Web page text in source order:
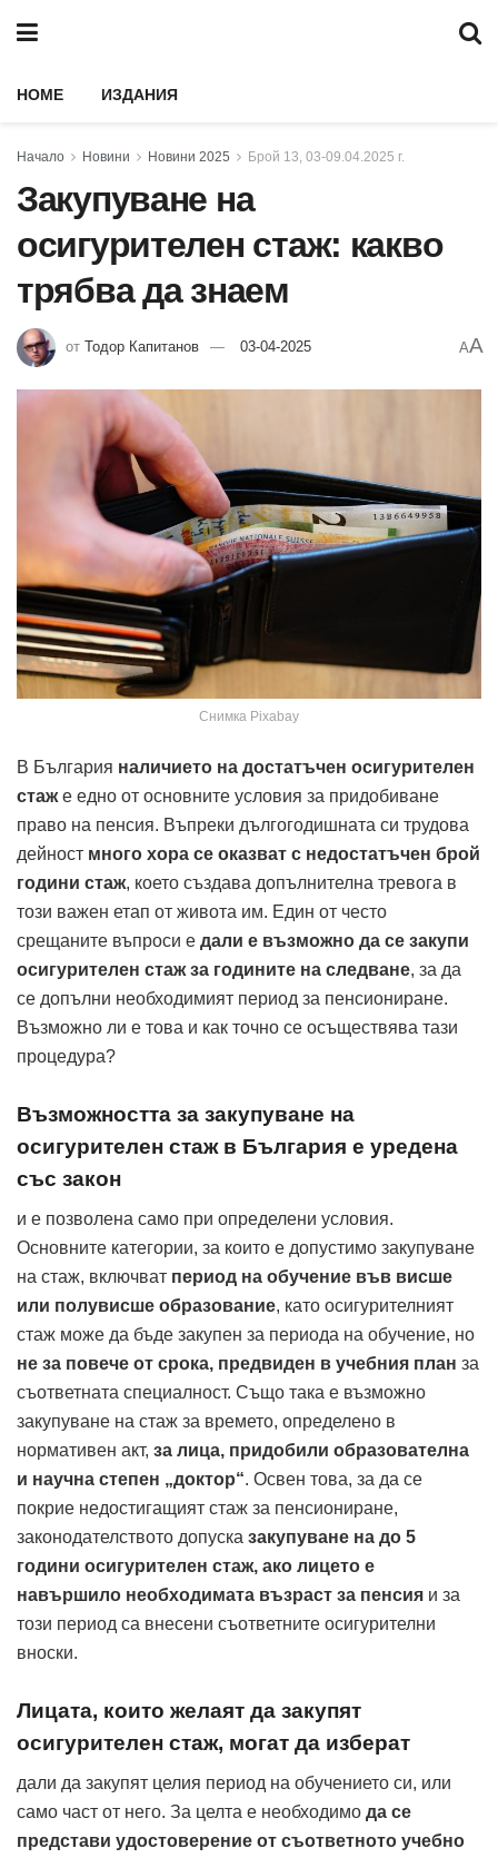
HOME ИЗДАНИЯ
Начало Новини Новини 2025 Брой 13, 03-09.04.2025 г.
Закупуване на
осигурителен стаж: какво
трябва да знаем
от Тодор Капитанов 03-04-2025 AA
Снимка Pixabay
В България наличието на достатъчен осигурителен
стаже едно от основните условия за придобиване
право на пенсия. Въпреки дългогодишната си трудова
дейност много хора се оказват с недостатъчен брой
години стаж, което създава допълнителна тревога в
този важен етап от живота им. Един от често
срещаните въпроси е дали е възможно да се закупи
осигурителен стаж за годините на следване, за да
се допълни необходимият период за пенсиониране.
Възможно ли е това и как точно се осъществява тази
процедура?
Възможността за закупуване на
осигурителен стаж в България е уредена
със закон
и е позволена само при определени условия.
Основните категории, за които е допустимо закупуване
на стаж, включват период на обучение във висше
или полувисше образование, като осигурителният
стаж може да бъде закупен за периода на обучение, но
не за повече от срока, предвиден в учебния план за
съответната специалност. Също така е възможно
закупуване на стаж за времето, определено в
нормативен акт, за лица, придобили образователна
и научна степен „доктор“. Освен това, за да се
покрие недостигащият стаж за пенсиониране,
законодателството допуска закупуване на до 5
години осигурителен стаж, ако лицето е
навършило необходимата възраст за пенсия и за
този период са внесени съответните осигурителни
вноски.
Лицата, които желаят да закупят
осигурителен стаж, могат да изберат
дали да закупят целия период на обучението си, или
само част от него. За целта е необходимо да се
представи удостоверение от съответното учебно